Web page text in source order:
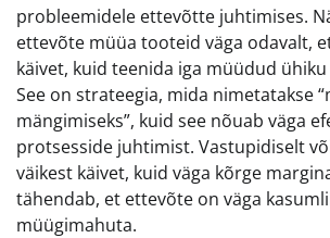
probleemidele ettevõtte juhtimises.
ettevõte müüa tooteid väga odavalt,
käivet, kuid teenida iga müüdud
See on strateegia, mida nimetatakse
mängimiseks”, kuid see nõuab väga
protsesside juhtimist. Vastupidiselt
väikest käivet, kuid väga kõrge
tähendab, et ettevõte on väga
müügimahuta.